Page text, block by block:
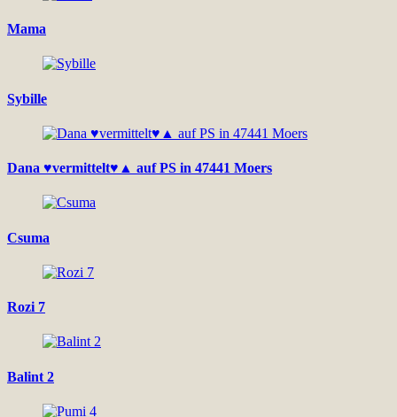
Mama
Sybille
Dana ♥vermittelt♥▲ auf PS in 47441 Moers
Csuma
Rozi 7
Balint 2